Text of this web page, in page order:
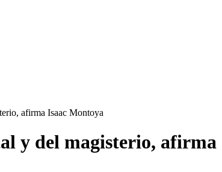
afirma Isaac Montoya
y del magisterio,